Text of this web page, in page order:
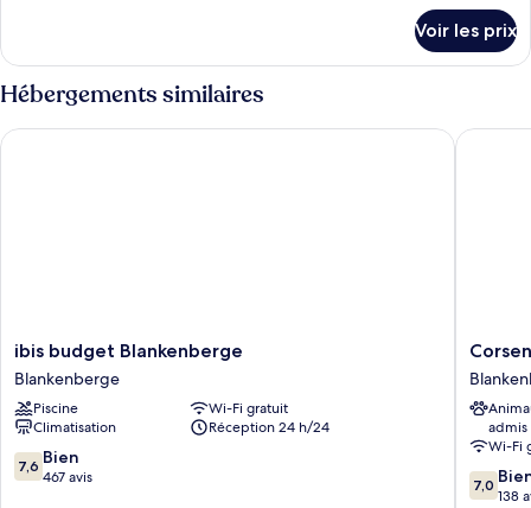
le
type
de
chambre
Chambre
Voir les prix
Hébergements similaires
ibis
budget
Blankenberge
Blankenberge
ibis budget Blankenberge
Blankenberge
Piscine
Wi-Fi gratuit
Climatisation
Réception 24 h/24
7.6
sur
7,6 Bien
467 avis
ibis budget Blankenberge
Duinse
Polders
admis
Wi-Fi
7.0
sur
7,0
138